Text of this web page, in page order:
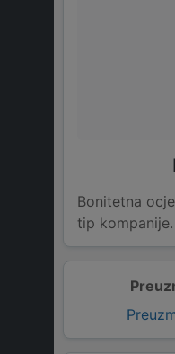
Bonitetna
tip kompanije.